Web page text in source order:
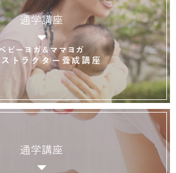
通学講座
ビーヨガ＆ママヨガ
トラクター養成講座
通学講座